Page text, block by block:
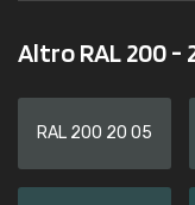
Altro RAL 200 -
RAL 200 20 05